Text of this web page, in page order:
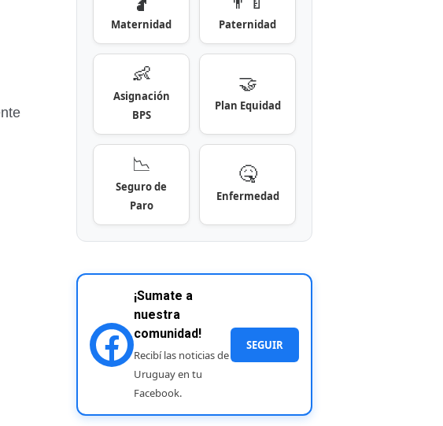
Maternidad Paternidad
👶
Asignación
BPS
🤝
Plan Equidad
📉
Seguro de
Paro
🤒
Enfermedad
¡Sumate a
nuestra
comunidad!
Recibí las noticias de
Uruguay en tu
Facebook.
SEGUIR